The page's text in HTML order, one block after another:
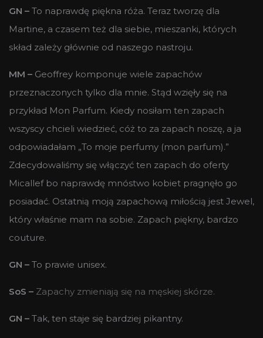
GN – To naprawdę piękna róża. Teraz tworzę dla
Martine, a czasem też dla siebie, mieszanki, których
skład zależy głównie od naszego nastroju.
MM – Geoffrey komponuje wiele zapachów
przeznaczonych tylko dla mnie. Stąd wzięły się na
przykład Mon Parfum. Kiedy nosiłam ten zapach
wszyscy chcieli wiedzieć, cóż to za zapach noszę, a ja
odpowiadałam „To moje perfumy (mon parfum).”
Zdecydowaliśmy się włączyć ten zapach do oferty
Micallef bo naprawdę mnóstwo kobiet pragnęło go
posiadać. Ostatnią moją zapachową miłością jest Jewel,
który właśnie mam na sobie. Zapach piękny, bardzo
couture.
GN – To prawie unisex.
SoS – Zapachy zmieniają się na męskiej skórze.
GN – Tak, ten staje się bardziej pikantny.